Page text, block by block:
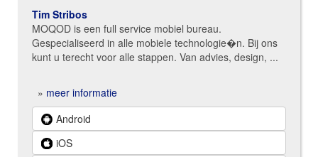
Tim Stribos
MOQOD is een full service mobiel bureau.
Gespecialiseerd in alle mobiele technologie�n. Bij ons
kunt u terecht voor alle stappen. Van advies, design, ...
» meer informatie
Android
iOS